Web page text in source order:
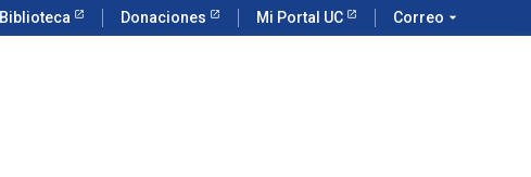
Biblioteca Donaciones Mi Portal UC Correo arrow_drop_down